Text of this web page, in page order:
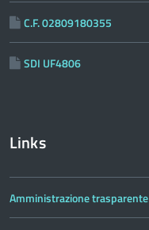
C.F. 02809180355
SDI UF4806
Links
Amministrazione trasparente